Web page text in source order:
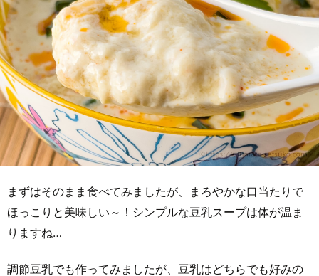
まずはそのまま食べてみましたが、まろやかな口当たりで
ほっこりと美味しい～！シンプルな豆乳スープは体が温ま
りますね…
調節豆乳でも作ってみましたが、豆乳はどちらでも好みの